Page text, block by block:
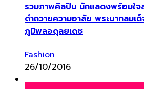
รวมภาพศิลปิน นักแสดงพร้อมใจ
ดำถวายความอาลัย พระบาทสมเ
ภูมิพลอดุลยเดช
Fashion
26/10/2016